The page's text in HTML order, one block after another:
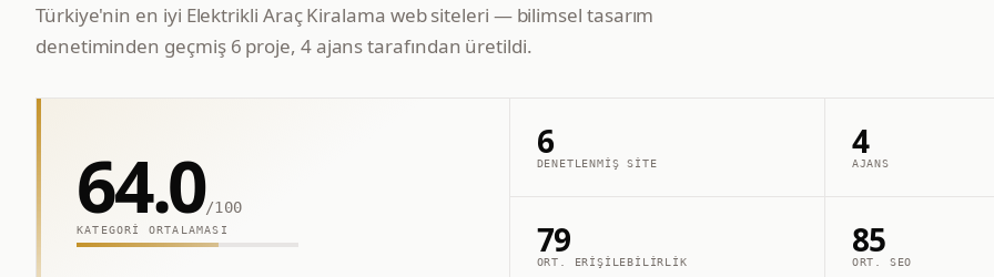
Türkiye'nin en iyi Elektrikli Araç Kiralama web siteleri — bilimsel tasarım
denetiminden geçmiş 6 proje, 4 ajans tarafından üretildi.
64.0/100
KATEGORI ORTALAMASI
6
DENETLENMIŞ SITE
4
AJANS
79
ORT. ERIŞILEBILIRLIK
85
ORT. SEO